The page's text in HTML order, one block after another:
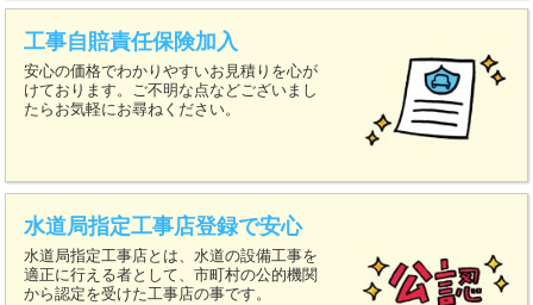
工事自賠責任保険加入
安心の価格でわかりやすいお見積りを心が
けております。ご不明な点などございまし
たらお気軽にお尋ねください。
水道局指定工事店登録で安心
水道局指定工事店とは、水道の設備工事を
適正に行える者として、市町村の公的機関
から認定を受けた工事店の事です。